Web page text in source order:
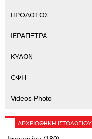
ΗΡΟΔΟΤΟΣ
ΙΕΡΑΠΕΤΡΑ
ΚΥΔΩΝ
ΟΦΗ
Videos-Photo
ΑΡΧΕΙΟΘΗΚΗ ΙΣΤΟΛΟΓΙΟΥ